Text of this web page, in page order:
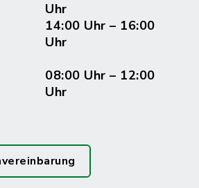
Uhr
14:00 Uhr – 16:00
Uhr
08:00 Uhr – 12:00
Uhr